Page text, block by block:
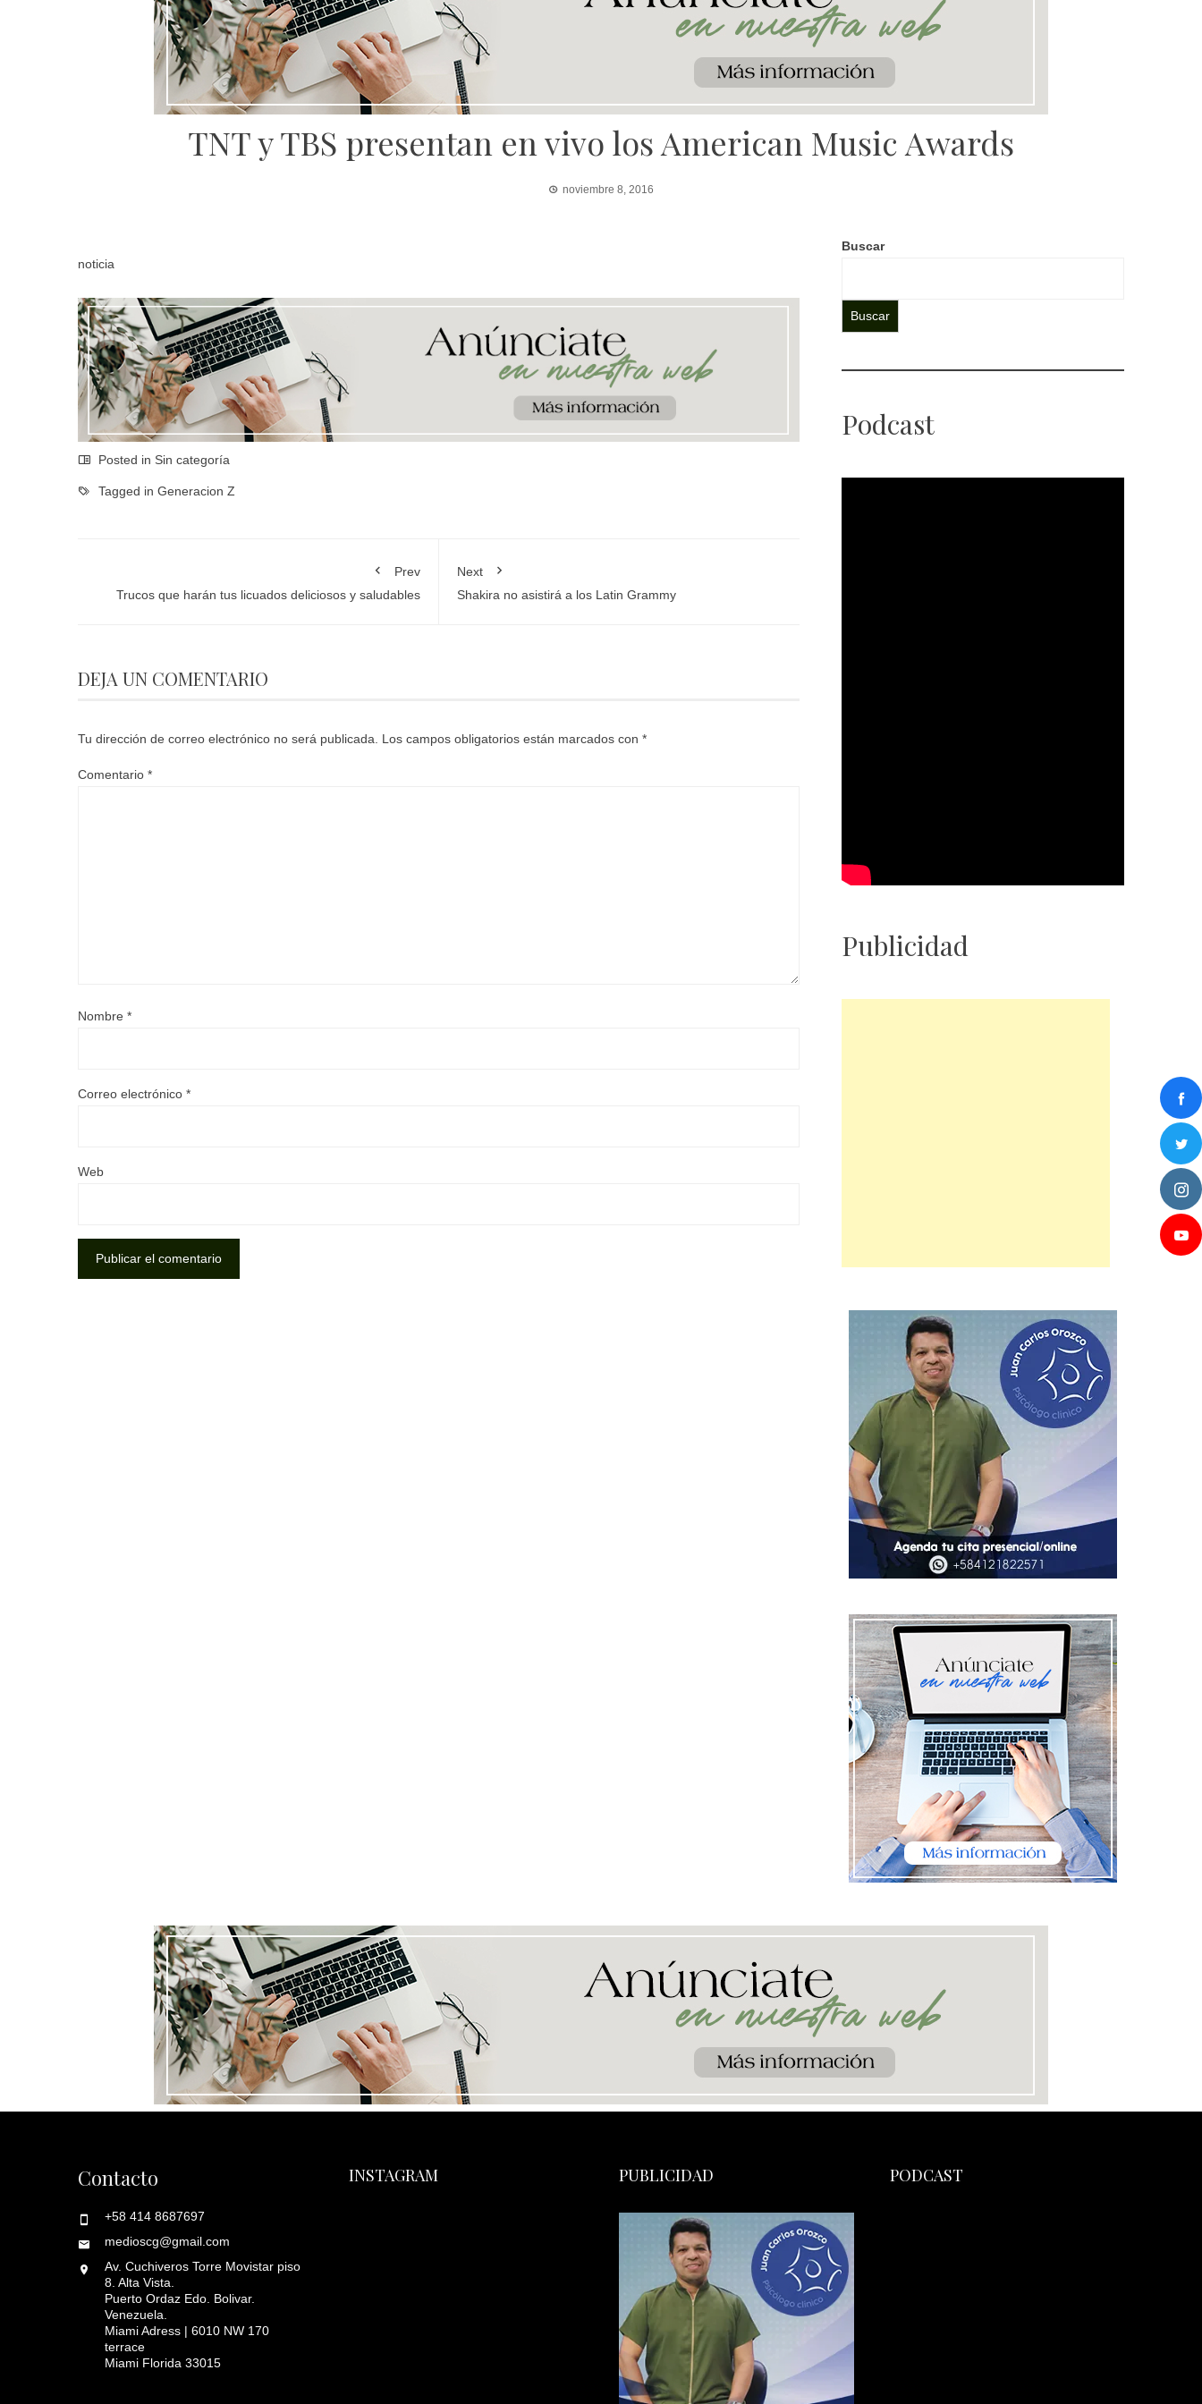
TNT y TBS presentan en vivo los American Music Awards
noviembre 8, 2016
noticia
Posted in Sin categoría
Tagged in Generacion Z
Prev
Trucos que harán tus licuados deliciosos y saludables
Next
Shakira no asistirá a los Latin Grammy
DEJA UN COMENTARIO
Tu dirección de correo electrónico no será publicada. Los campos obligatorios están marcados con *
Comentario *
Nombre *
Correo electrónico *
Web
Buscar
Buscar
Podcast
Publicidad
Contacto
+58 414 8687697
medioscg@gmail.com
Av. Cuchiveros Torre Movistar piso
8. Alta Vista.
Puerto Ordaz Edo. Bolivar.
Venezuela.
Miami Adress | 6010 NW 170
terrace
Miami Florida 33015
INSTAGRAM PUBLICIDAD PODCAST